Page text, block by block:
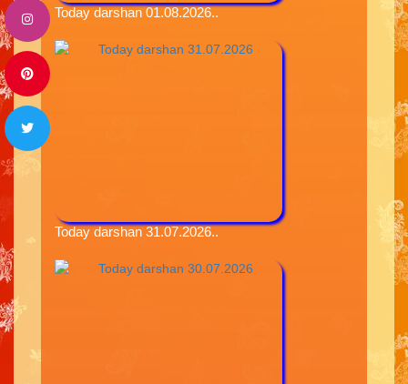
Today darshan 01.08.2026..
Today darshan 31.07.2026..